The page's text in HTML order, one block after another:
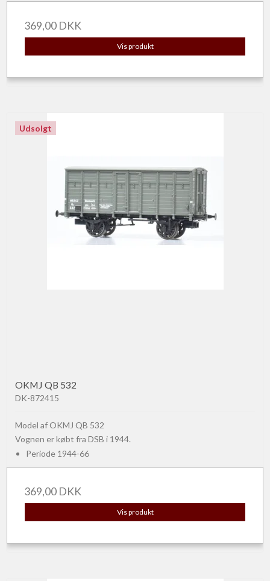
369,00 DKK
Vis produkt
Udsolgt
OKMJ QB 532
DK-872415
Model af OKMJ QB 532
Vognen er købt fra DSB i 1944.
Periode 1944-66
369,00 DKK
Vis produkt